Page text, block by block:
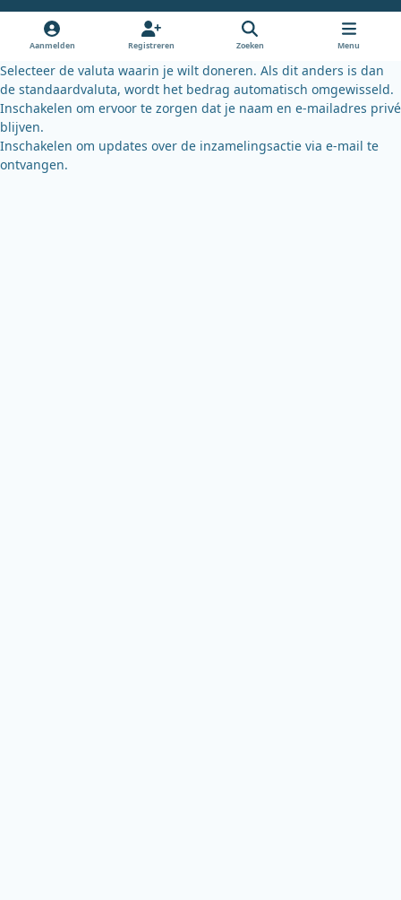
k
k
y
Aanmelden Registreren Zoeken Menu
Selecteer de valuta waarin je wilt doneren. Als dit anders is dan
de standaardvaluta, wordt het bedrag automatisch omgewisseld.
Inschakelen om ervoor te zorgen dat je naam en e-mailadres privé
blijven.
Inschakelen om updates over de inzamelingsactie via e-mail te
ontvangen.